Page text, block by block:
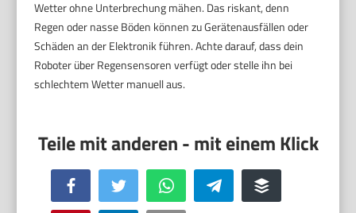
Wetter ohne Unterbrechung mähen. Das riskant, denn
Regen oder nasse Böden können zu Gerätenausfällen oder
Schäden an der Elektronik führen. Achte darauf, dass dein
Roboter über Regensensoren verfügt oder stelle ihn bei
schlechtem Wetter manuell aus.
Facebook Twitter WhatsApp Telegram Buffer